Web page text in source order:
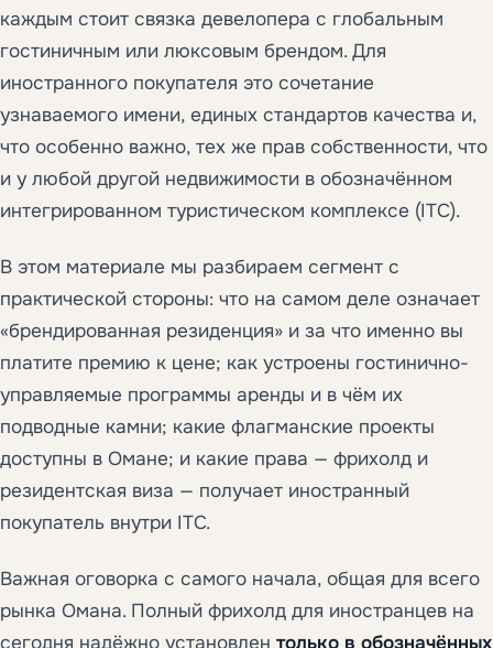
каждым стоит связка девелопера с глобальным
гостиничным или люксовым брендом. Для
иностранного покупателя это сочетание
узнаваемого имени, единых стандартов качества и,
что особенно важно, тех же прав собственности, что
и у любой другой недвижимости в обозначённом
интегрированном туристическом комплексе (ITC).
В этом материале мы разбираем сегмент с
практической стороны: что на самом деле означает
«брендированная резиденция» и за что именно вы
платите премию к цене; как устроены гостинично-
управляемые программы аренды и в чём их
подводные камни; какие флагманские проекты
доступны в Омане; и какие права — фрихолд и
резидентская виза — получает иностранный
покупатель внутри ITC.
Важная оговорка с самого начала, общая для всего
рынка Омана. Полный фрихолд для иностранцев на
сегодня надёжно установлен только в обозначённых